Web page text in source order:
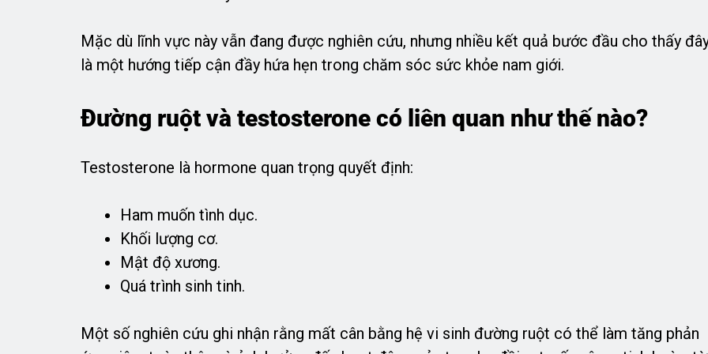
Mặc dù lĩnh vực này vẫn đang được nghiên cứu, nhưng nhiều kết quả bước đầu cho thấy
là một hướng tiếp cận đầy hứa hẹn trong chăm sóc sức khỏe nam giới.
Đường ruột và testosterone có liên quan như thế nào?
Testosterone là hormone quan trọng quyết định:
Ham muốn tình dục.
Khối lượng cơ.
Mật độ xương.
Quá trình sinh tinh.
Một số nghiên cứu ghi nhận rằng mất cân bằng hệ vi sinh đường ruột có thể làm tăng phản